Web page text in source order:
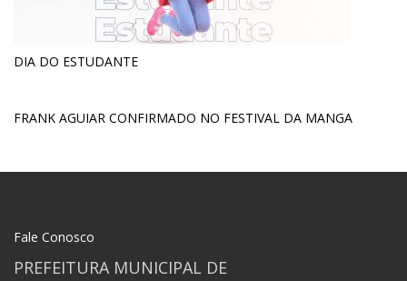
DIA DO ESTUDANTE
FRANK AGUIAR CONFIRMADO NO FESTIVAL DA MANGA
Fale Conosco
PREFEITURA MUNICIPAL DE